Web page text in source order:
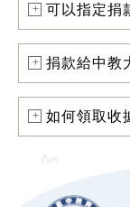
可以指定捐
捐款給中教
如何領取收